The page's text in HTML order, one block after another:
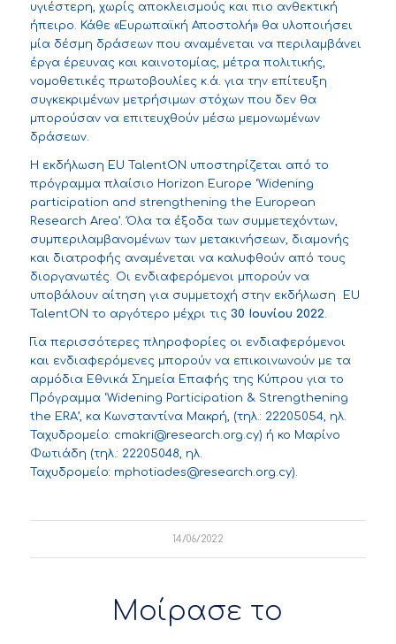
υγιέστερη, χωρίς αποκλεισμούς και πιο ανθεκτική
ήπειρο. Κάθε «Ευρωπαϊκή Αποστολή» θα υλοποιήσει
μία δέσμη δράσεων που αναμένεται να περιλαμβάνει
έργα έρευνας και καινοτομίας, μέτρα πολιτικής,
νομοθετικές πρωτοβουλίες κ.ά. για την επίτευξη
συγκεκριμένων μετρήσιμων στόχων που δεν θα
μπορούσαν να επιτευχθούν μέσω μεμονωμένων
δράσεων.
Η εκδήλωση EU TalentON υποστηρίζεται από το
πρόγραμμα πλαίσιο Horizon Europe ‘Widening
participation and strengthening the European
Research Area’. Όλα τα έξοδα των συμμετεχόντων,
συμπεριλαμβανομένων των μετακινήσεων, διαμονής
και διατροφής αναμένεται να καλυφθούν από τους
διοργανωτές. Οι ενδιαφερόμενοι μπορούν να
υποβάλουν αίτηση για συμμετοχή στην εκδήλωση
EU
TalentON το αργότερο μέχρι τις 30 Ιουνίου 2022.
Για περισσότερες πληροφορίες οι ενδιαφερόμενοι
και ενδιαφερόμενες μπορούν να επικοινωνούν με τα
αρμόδια Εθνικά Σημεία Επαφής της Κύπρου για τo
Πρόγραμμα ‘Widening Participation & Strengthening
the ERA’, κα Κωνσταντίνα Μακρή, (τηλ.: 22205054, ηλ.
Ταχυδρομείο: cmakri@research.org.cy) ή κο Μαρίνο
Φωτιάδη (τηλ.: 22205048, ηλ.
Ταχυδρομείο: mphotiades@research.org.cy).
14/06/2022
Μοίρασε το